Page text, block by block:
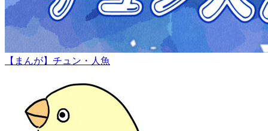
【まんが】チュン・人魚